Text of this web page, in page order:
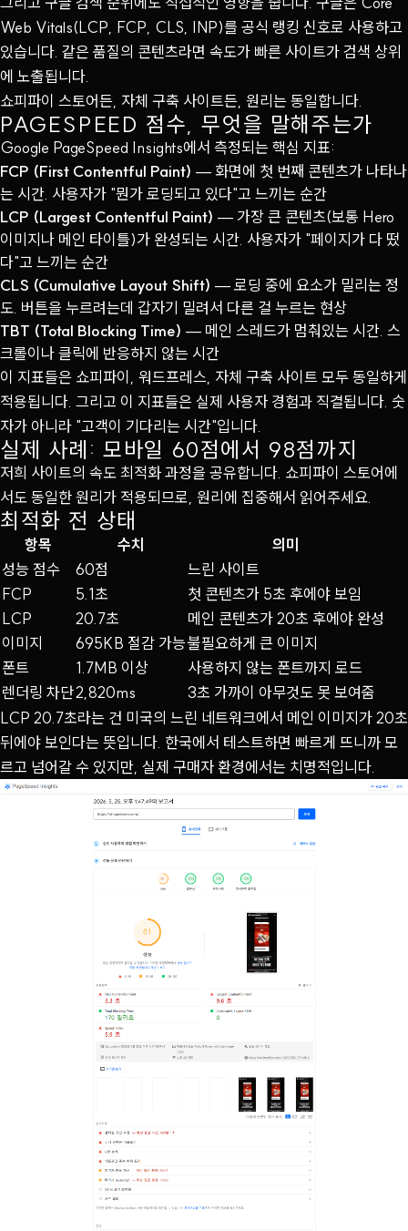
Web Vitals(LCP, FCP, CLS, INP)를 공식 랭킹 신호로 사용하고
있습니다. 같은 품질의 콘텐츠라면 속도가 빠른 사이트가 검색 상위
에 노출됩니다.
쇼피파이 스토어든, 자체 구축 사이트든, 원리는 동일합니다.
PAGESPEED 점수, 무엇을 말해주는가
Google PageSpeed Insights에서 측정되는 핵심 지표:
FCP (First Contentful Paint) — 화면에 첫 번째 콘텐츠가 나타나
는 시간. 사용자가 "뭔가 로딩되고 있다"고 느끼는 순간
LCP (Largest Contentful Paint) — 가장 큰 콘텐츠(보통 Hero
이미지나 메인 타이틀)가 완성되는 시간. 사용자가 "페이지가 다 떴
다"고 느끼는 순간
CLS (Cumulative Layout Shift) — 로딩 중에 요소가 밀리는 정
도. 버튼을 누르려는데 갑자기 밀려서 다른 걸 누르는 현상
TBT (Total Blocking Time) — 메인 스레드가 멈춰있는 시간. 스
크롤이나 클릭에 반응하지 않는 시간
이 지표들은 쇼피파이, 워드프레스, 자체 구축 사이트 모두 동일하게
적용됩니다. 그리고 이 지표들은 실제 사용자 경험과 직결됩니다. 숫
자가 아니라 "고객이 기다리는 시간"입니다.
실제 사례: 모바일 60점에서 98점까지
저희 사이트의 속도 최적화 과정을 공유합니다. 쇼피파이 스토어에
서도 동일한 원리가 적용되므로, 원리에 집중해서 읽어주세요.
최적화 전 상태
항목 수치
의미
성능 점수
60점
느린 사이트
FCP
5.1초
첫 콘텐츠가 5초 후에야 보임
LCP
20.7초
메인 콘텐츠가 20초 후에야 완성
이미지
695KB 절감 가능불필요하게 큰 이미지
폰트
1.7MB 이상
사용하지 않는 폰트까지 로드
렌더링 차단2,820ms
3초 가까이 아무것도 못 보여줌
LCP 20.7초라는 건 미국의 느린 네트워크에서 메인 이미지가 20초
뒤에야 보인다는 뜻입니다. 한국에서 테스트하면 빠르게 뜨니까 모
르고 넘어갈 수 있지만, 실제 구매자 환경에서는 치명적입니다.